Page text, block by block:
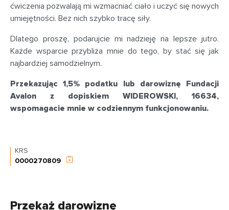
ćwiczenia pozwalają mi wzmacniać ciało i uczyć się nowych
umiejętności. Bez nich szybko tracę siły.
Dlatego proszę, podarujcie mi nadzieję na lepsze jutro.
Każde wsparcie przybliża mnie do tego, by stać się jak
najbardziej samodzielnym.
Przekazując 1,5% podatku lub darowiznę Fundacji
Avalon z dopiskiem WIDEROWSKI, 16634,
wspomagacie mnie w codziennym funkcjonowaniu.
KRS
0000270809
Przekaż darowiznę